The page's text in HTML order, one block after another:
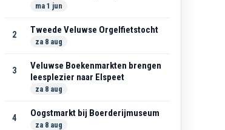
ma 1 jun
2 Tweede Veluwse Orgelfietstocht
za 8 aug
3
Veluwse Boekenmarkten brengen
leesplezier naar Elspeet
za 8 aug
4 Oogstmarkt bij Boerderijmuseum
za 8 aug